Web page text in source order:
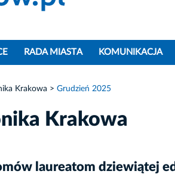
RADA MIASTA KOMUNIKACJA
Krakowa Grudzień 2025
Krakowa
laureatom dziewiątej